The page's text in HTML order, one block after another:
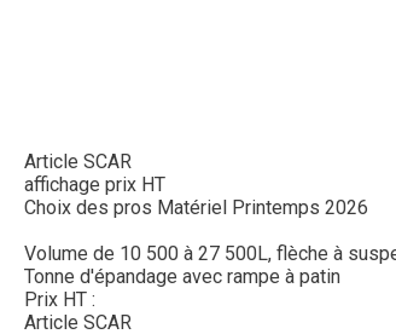
Article SCAR
affichage prix HT
Choix des pros Matériel Printemps 2026
Volume de 10 500 à 27 500L, flèche à
Tonne d'épandage avec rampe à patin
Prix HT :
Article SCAR